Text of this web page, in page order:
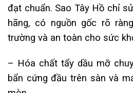
đạt chuẩn. Sao Tây Hồ chỉ
hãng, có nguồn gốc rõ
trường và an toàn cho sức
– Hóa chất tẩy dầu mỡ
bẩn cứng đầu trên sàn và